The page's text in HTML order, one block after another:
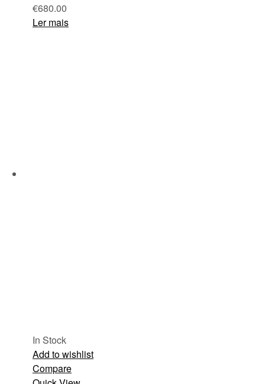
€680.00
Ler mais
In Stock
Add to wishlist
Compare